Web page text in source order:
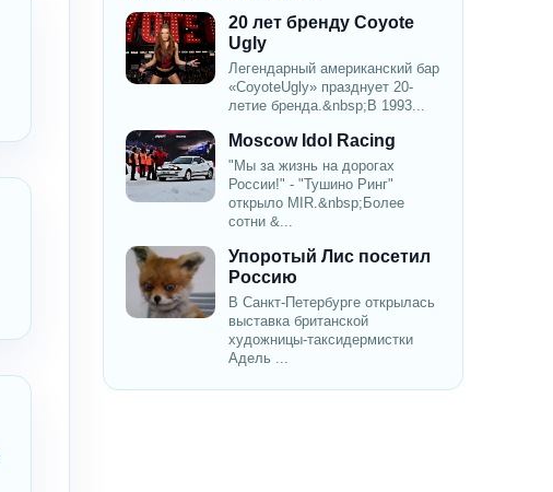
20 лет бренду Coyote
Ugly
Легендарный американский бар
«CoyoteUgly» празднует 20-
летие бренда.&nbsp;В 1993...
Moscow Idol Racing
"Мы за жизнь на дорогах
России!" - "Тушино Ринг"
открыло MIR.&nbsp;Более
сотни &...
Упоротый Лис посетил
Россию
В Санкт-Петербурге открылась
выставка британской
художницы-таксидермистки
Адель ...